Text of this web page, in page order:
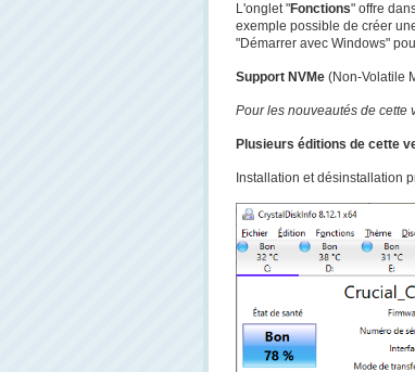
L'onglet "Fonctions" offre
exemple possible de créer
"Démarrer avec Windows"
Support NVMe (Non-Volatile
Pour les nouveautés de cette
Plusieurs éditions de cette
Installation et désinstallation